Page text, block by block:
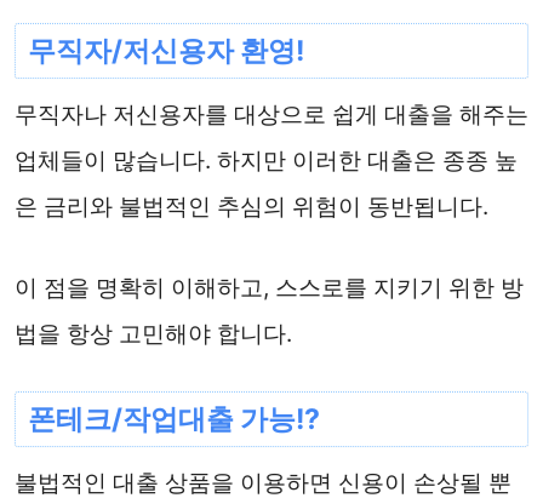
무직자/저신용자 환영!
무직자나 저신용자를 대상으로 쉽게 대출을 해주는
업체들이 많습니다. 하지만 이러한 대출은 종종 높
은 금리와 불법적인 추심의 위험이 동반됩니다.
이 점을 명확히 이해하고, 스스로를 지키기 위한 방
법을 항상 고민해야 합니다.
폰테크/작업대출 가능!?
불법적인 대출 상품을 이용하면 신용이 손상될 뿐